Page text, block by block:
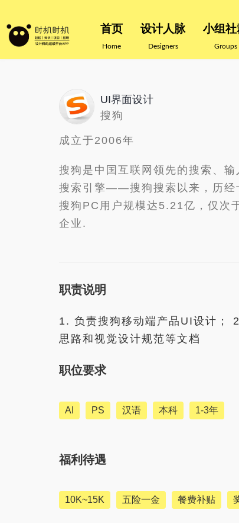
首页
Home
设计人脉
Designers
小组社
Groups
UI界面设计
搜狗
成立于2006年
搜狗是中国互联网领先的搜索、
搜索引擎——搜狗搜索以来，历经
搜狗PC用户规模达5.21亿，仅次
企业.
职责说明
1. 负责搜狗移动端产品UI设计；
思路和视觉设计规范等文档
职位要求
AI PS 汉语 本科 1-3年
福利待遇
10K~15K 五险一金 餐费补贴